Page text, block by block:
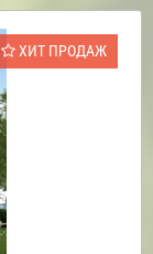
ХИТ ПРОДАЖ